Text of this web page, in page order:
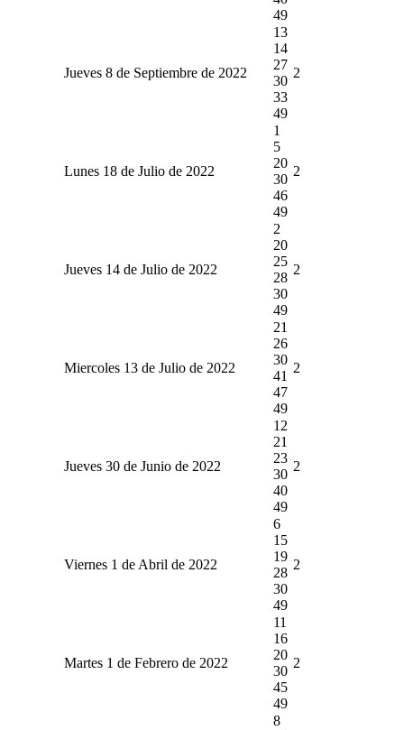
49
Jueves 8 de Septiembre de 2022
13
14
27
30
33
49
2
Lunes 18 de Julio de 2022
1
5
20
30
46
49
2
Jueves 14 de Julio de 2022
2
20
25
28
30
49
2
Miercoles 13 de Julio de 2022
21
26
30
41
47
49
2
Jueves 30 de Junio de 2022
12
21
23
30
40
49
2
Viernes 1 de Abril de 2022
6
15
19
28
30
49
2
Martes 1 de Febrero de 2022
11
16
20
30
45
49
2
8